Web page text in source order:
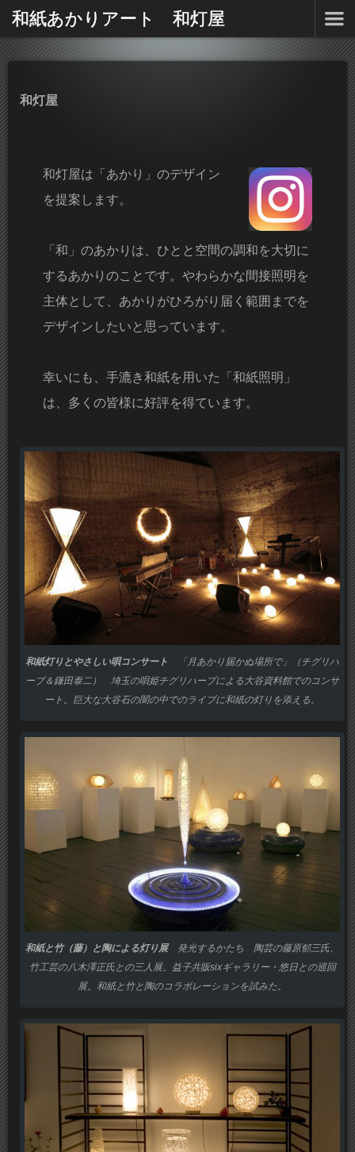
和紙あかりアート 和灯屋
和灯屋
和灯屋は「あかり」のデザイン
を提案します。
「和」のあかりは、ひとと空間の調和を大切に
するあかりのことです。やわらかな間接照明を
主体として、あかりがひろがり届く範囲までを
デザインしたいと思っています。
幸いにも、手漉き和紙を用いた「和紙照明」
は、多くの皆様に好評を得ています。
和紙灯りとやさしい唄コンサート 「月あかり届かぬ場所で」（チグリハ
ーブ＆鎌田泰二） 埼玉の唄姫チグリハーブによる大谷資料館でのコンサ
ート。巨大な大谷石の闇の中でのライブに和紙の灯りを添える。
和紙と竹（藤）と陶による灯り展発光するかたち 陶芸の藤原郁三氏、
竹工芸の八木澤正氏との三人展。益子共販sixギャラリー・悠日との巡回
展。和紙と竹と陶のコラボレーションを試みた。